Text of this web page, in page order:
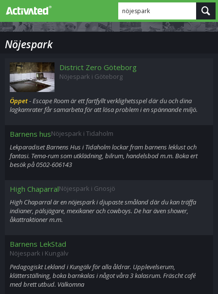
nöjespark
Nöjespark
District Zero Göteborg
Nöjespark i Göteborg
Öppet- Escape Room är ett fartfyllt verklighetsspel där du och dina
lagkamrater får samarbeta för att lösa problem i en spännande miljö.
Barnens husNöjespark i Tidaholm
Lekparadiset Barnens Hus i Tidaholm lockar fram barnens leklust och
fantasi. Tema-rum som utklädning, bilrum, handelsbod m.m. Boka ert
besök på 0502-606143
High ChaparralNöjespark i Gnosjö
High Chaparral är en nöjespark i djupaste småland där du kan träffa
indianer, pälsjägare, mexikaner och cowboys. De har även shower,
åkattraktioner m.m.
Barnens LekStad
Nöjespark i Kungälv
Pedagogiskt Lekland i Kungälv för alla åldrar. Upplevelserum,
klätterställning, boka barnkalas i något våra 3 kalasrum. Fräscht café
med brett utbud. Välkomna